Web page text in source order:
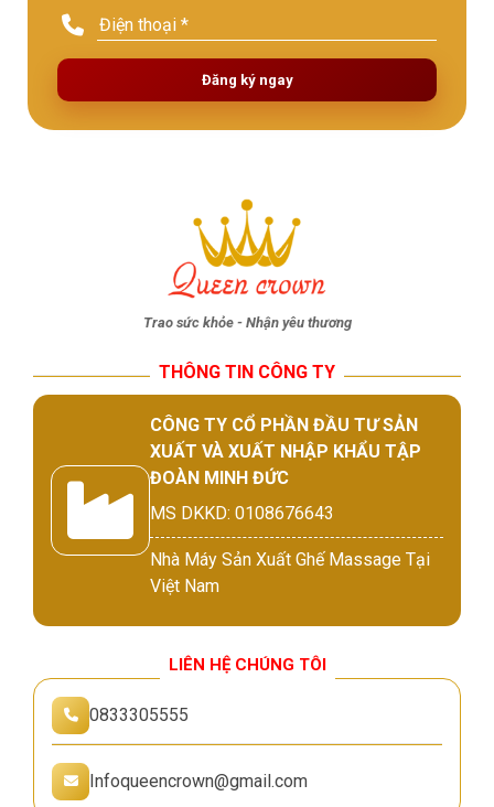
Đăng ký ngay
Trao sức khỏe - Nhận yêu thương
THÔNG TIN CÔNG TY
CÔNG TY CỔ PHẦN ĐẦU TƯ SẢN
XUẤT VÀ XUẤT NHẬP KHẨU TẬP
ĐOÀN MINH ĐỨC
MS DKKD: 0108676643
Nhà Máy Sản Xuất Ghế Massage Tại
Việt Nam
LIÊN HỆ CHÚNG TÔI
0833305555
Infoqueencrown@gmail.com